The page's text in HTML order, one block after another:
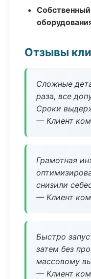
Отзывы
Сложные
раза, все
Сроки
— Клиент
Грамотная
снизили
— Клиент
Быстро
затем без
массовому
— Клиент